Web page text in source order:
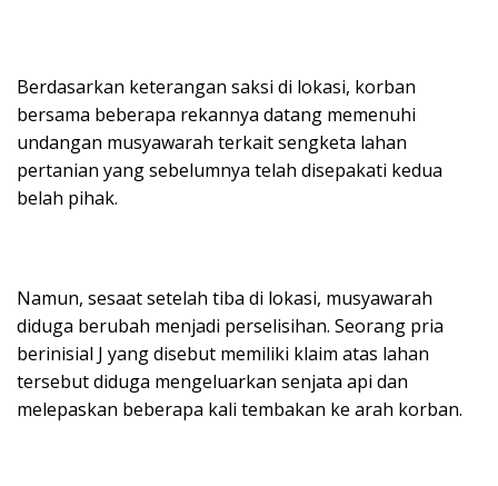
Berdasarkan keterangan saksi di lokasi, korban
bersama beberapa rekannya datang memenuhi
undangan musyawarah terkait sengketa lahan
pertanian yang sebelumnya telah disepakati kedua
belah pihak.
Namun, sesaat setelah tiba di lokasi, musyawarah
diduga berubah menjadi perselisihan. Seorang pria
berinisial J yang disebut memiliki klaim atas lahan
tersebut diduga mengeluarkan senjata api dan
melepaskan beberapa kali tembakan ke arah korban.